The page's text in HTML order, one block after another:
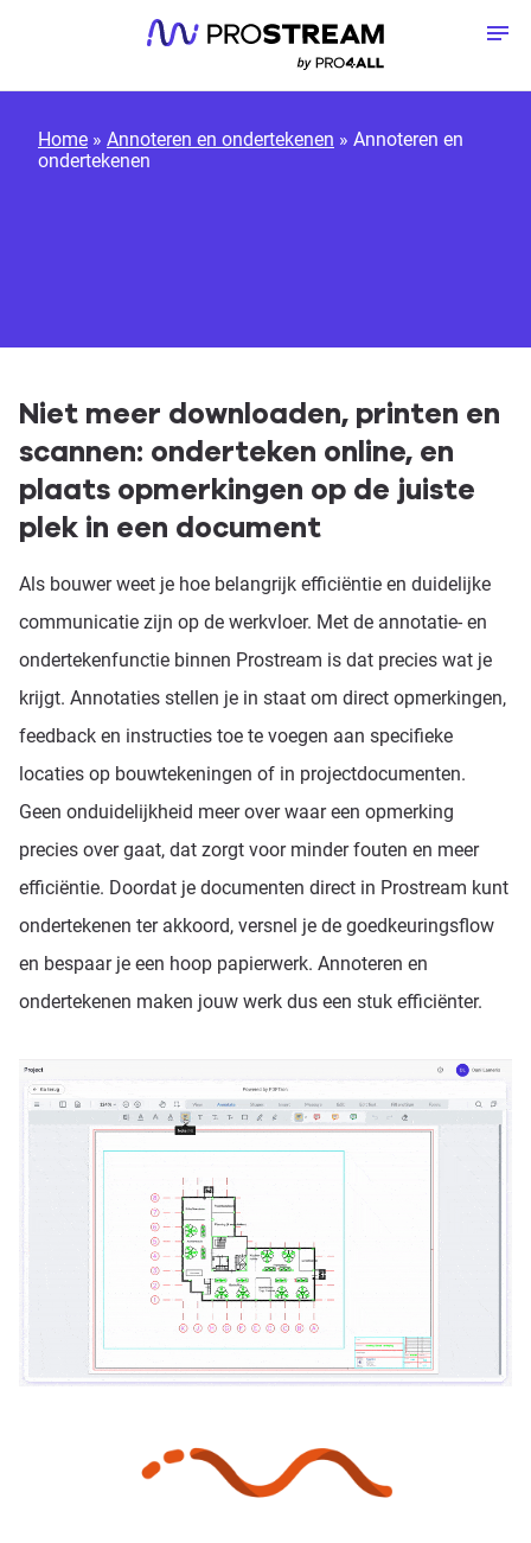
Home » Annoteren en ondertekenen » Annoteren en
ondertekenen
Niet meer downloaden, printen en
scannen: onderteken online, en
plaats opmerkingen op de juiste
plek in een document
Als bouwer weet je hoe belangrijk efficiëntie en duidelijke
communicatie zijn op de werkvloer. Met de annotatie- en
ondertekenfunctie binnen Prostream is dat precies wat je
krijgt. Annotaties stellen je in staat om direct opmerkingen,
feedback en instructies toe te voegen aan specifieke
locaties op bouwtekeningen of in projectdocumenten.
Geen onduidelijkheid meer over waar een opmerking
precies over gaat, dat zorgt voor minder fouten en meer
efficiëntie. Doordat je documenten direct in Prostream kunt
ondertekenen ter akkoord, versnel je de goedkeuringsflow
en bespaar je een hoop papierwerk. Annoteren en
ondertekenen maken jouw werk dus een stuk efficiënter.